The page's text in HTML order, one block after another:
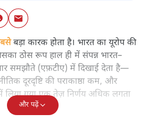
बड़ा कारक होता है। भारत का यूरोप की
ठोस रूप हाल ही में संपन्न भारत–
समझौते (एफ़टीए) में दिखाई देता है—
दूरदृष्टि की पराकाष्ठा कम, और
लिया गया एक तेज़ निर्णय अधिक लगता
और पढ़ें